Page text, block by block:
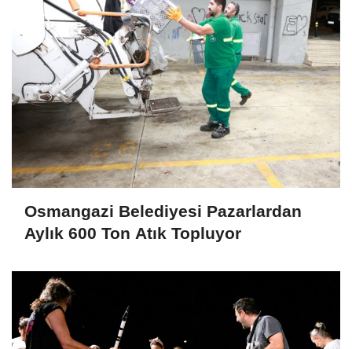
Osmangazi Belediyesi Pazarlardan
Aylık 600 Ton Atık Topluyor